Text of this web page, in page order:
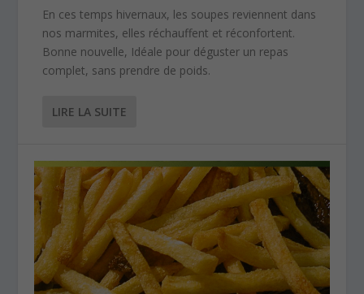
En ces temps hivernaux, les soupes reviennent dans
nos marmites, elles réchauffent et réconfortent.
Bonne nouvelle, Idéale pour déguster un repas
complet, sans prendre de poids.
LIRE LA SUITE